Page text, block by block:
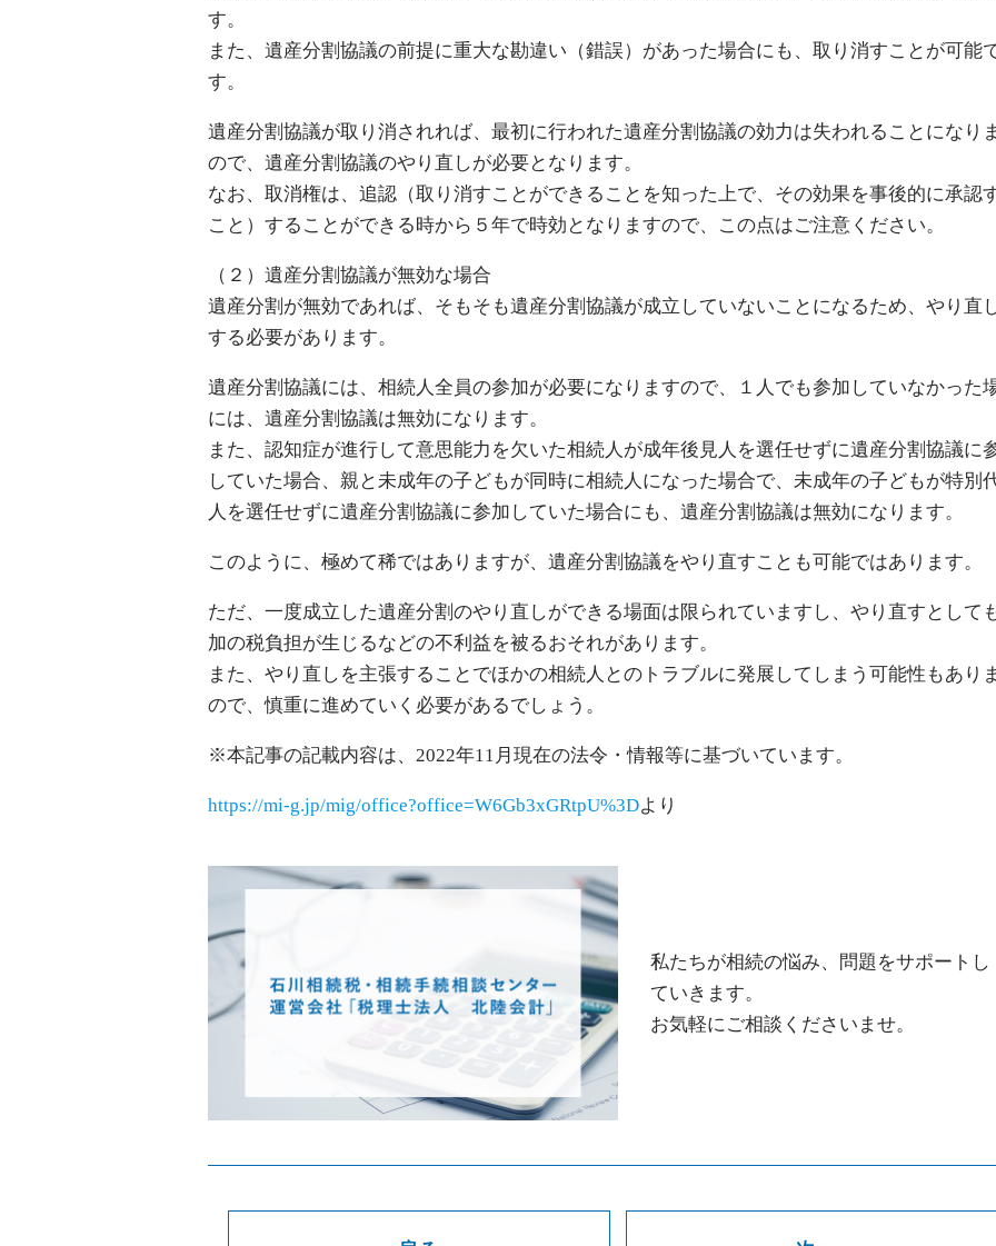
す。
また、遺産分割協議の前提に重大な勘違い（錯誤）があった場合にも、取り消すことが可能
す。
遺産分割協議が取り消されれば、最初に行われた遺産分割協議の効力は失われることになり
ので、遺産分割協議のやり直しが必要となります。
なお、取消権は、追認（取り消すことができることを知った上で、その効果を事後的に承認
こと）することができる時から５年で時効となりますので、この点はご注意ください。
（２）遺産分割協議が無効な場合
遺産分割が無効であれば、そもそも遺産分割協議が成立していないことになるため、やり直
する必要があります。
遺産分割協議には、相続人全員の参加が必要になりますので、１人でも参加していなかった
には、遺産分割協議は無効になります。
また、認知症が進行して意思能力を欠いた相続人が成年後見人を選任せずに遺産分割協議に
していた場合、親と未成年の子どもが同時に相続人になった場合で、未成年の子どもが特別
人を選任せずに遺産分割協議に参加していた場合にも、遺産分割協議は無効になります。
このように、極めて稀ではありますが、遺産分割協議をやり直すことも可能ではあります。
ただ、一度成立した遺産分割のやり直しができる場面は限られていますし、やり直すとして
加の税負担が生じるなどの不利益を被るおそれがあります。
また、やり直しを主張することでほかの相続人とのトラブルに発展してしまう可能性もあり
ので、慎重に進めていく必要があるでしょう。
※本記事の記載内容は、2022年11月現在の法令・情報等に基づいています。
https://mi-g.jp/mig/office?office=W6Gb3xGRtpU%3Dより
私たちが相続の悩み、問題をサポートし
ていきます。
お気軽にご相談くださいませ。